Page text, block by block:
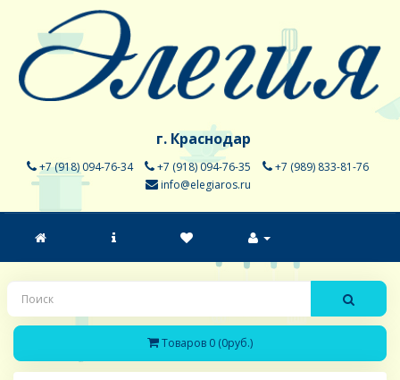
г. Краснодар
+7 (918) 094-76-34 +7 (918) 094-76-35
+7 (989) 833-81-76
info@elegiaros.ru
Товаров 0 (0руб.)